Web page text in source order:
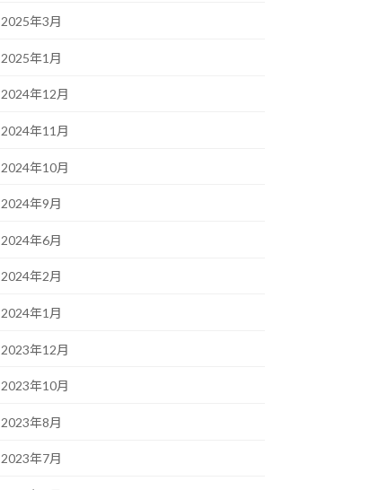
2025年3月
2025年1月
2024年12月
2024年11月
2024年10月
2024年9月
2024年6月
2024年2月
2024年1月
2023年12月
2023年10月
2023年8月
2023年7月